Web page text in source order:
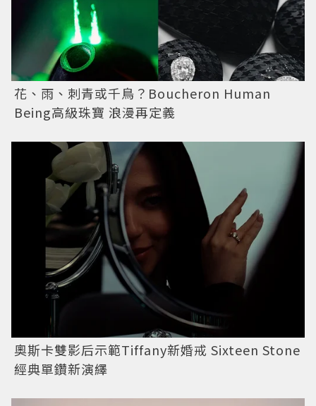
花、雨、刺青或千鳥？Boucheron Human
Being高級珠寶 浪漫再定義
奧斯卡雙影后示範Tiffany新婚戒 Sixteen Stone
經典單鑽新演繹